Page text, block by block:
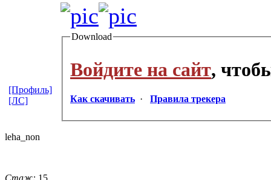
Download
Войдите на сайт,
Как скачивать · Правила трекера
[Профиль]
[ЛС]
leha_non
Стаж: 15